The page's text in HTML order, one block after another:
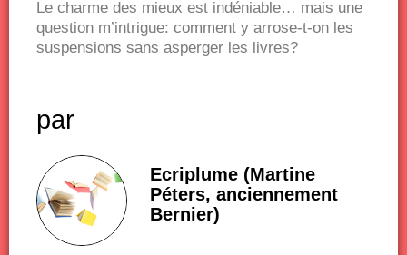
Le charme des mieux est indéniable… mais une
question m’intrigue: comment y arrose-t-on les
suspensions sans asperger les livres?
par
Ecriplume (Martine
Péters, anciennement
Bernier)